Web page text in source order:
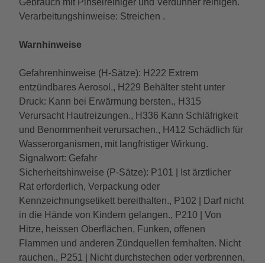
Gebrauch mit Pinselreiniger und Verdünner reinigen.
Verarbeitungshinweise: Streichen .
Warnhinweise
Gefahrenhinweise (H-Sätze): H222 Extrem
entzündbares Aerosol., H229 Behälter steht unter
Druck: Kann bei Erwärmung bersten., H315
Verursacht Hautreizungen., H336 Kann Schläfrigkeit
und Benommenheit verursachen., H412 Schädlich für
Wasserorganismen, mit langfristiger Wirkung.
Signalwort: Gefahr
Sicherheitshinweise (P-Sätze): P101 | Ist ärztlicher
Rat erforderlich, Verpackung oder
Kennzeichnungsetikett bereithalten., P102 | Darf nicht
in die Hände von Kindern gelangen., P210 | Von
Hitze, heissen Oberflächen, Funken, offenen
Flammen und anderen Zündquellen fernhalten. Nicht
rauchen., P251 | Nicht durchstechen oder verbrennen,